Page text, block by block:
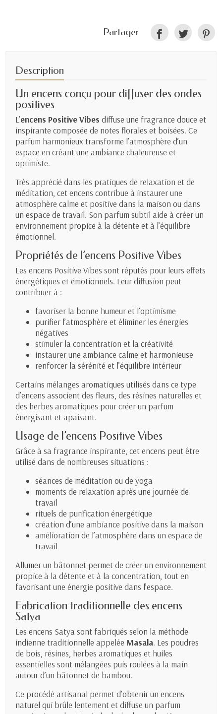
Partager
Description
Un encens conçu pour diffuser des ondes
positives
L’encens Positive Vibes diffuse une fragrance douce et
inspirante composée de notes florales et boisées. Ce
parfum harmonieux transforme l’atmosphère d’un
espace en créant une ambiance chaleureuse et
optimiste.
Très apprécié dans les pratiques de relaxation et de
méditation, cet encens contribue à instaurer une
atmosphère calme et positive dans la maison ou dans
un espace de travail. Son parfum subtil aide à créer un
environnement propice à la détente et à l’équilibre
émotionnel.
Propriétés de l’encens Positive Vibes
Les encens Positive Vibes sont réputés pour leurs effets
énergétiques et émotionnels. Leur diffusion peut
contribuer à :
favoriser la bonne humeur et l’optimisme
purifier l’atmosphère et éliminer les énergies
négatives
stimuler la concentration et la créativité
instaurer une ambiance calme et harmonieuse
renforcer la sérénité et l’équilibre intérieur
Certains mélanges aromatiques utilisés dans ce type
d’encens associent des fleurs, des résines naturelles et
des herbes aromatiques pour créer un parfum
énergisant et apaisant.
Usage de l’encens Positive Vibes
Grâce à sa fragrance inspirante, cet encens peut être
utilisé dans de nombreuses situations :
séances de méditation ou de yoga
moments de relaxation après une journée de
travail
rituels de purification énergétique
création d’une ambiance positive dans la maison
amélioration de l’atmosphère dans un espace de
travail
Allumer un bâtonnet permet de créer un environnement
propice à la détente et à la concentration, tout en
favorisant une énergie positive dans l’espace.
Fabrication traditionnelle des encens
Satya
Les encens Satya sont fabriqués selon la méthode
indienne traditionnelle appelée Masala. Les poudres
de bois, résines, herbes aromatiques et huiles
essentielles sont mélangées puis roulées à la main
autour d’un bâtonnet de bambou.
Ce procédé artisanal permet d’obtenir un encens
naturel qui brûle lentement et diffuse un parfum